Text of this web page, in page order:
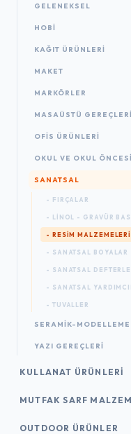
GELENEKSEL
HOBİ
KAĞIT ÜRÜNLERI
MAKET
MARKÖRLER
MASAÜSTÜ GEREÇLERI
OFIS ÜRÜNLERI
OKUL VE OKUL ÖNCESİ
SANATSAL
- FIRÇALAR
- LINOL - GRAVÜR
- RESIM MALZEMELERI
- SANATSAL BOYALAR
- SANATSAL
- SANATSAL
- TUVALLER
SERAMİK-MODELLEME
YAZI GEREÇLERI
KULLANAT ÜRÜNLERI
MUTFAK SARF
OUTDOOR ÜRÜNLER